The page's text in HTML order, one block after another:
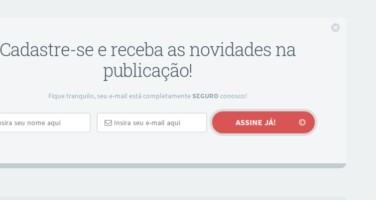
Cadastre-se e receba as novidades na
publicação!
Fique tranquilo, seu e-mail está completamenteSEGURO conosco!